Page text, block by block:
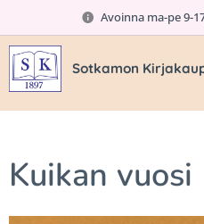
Avoinna ma-pe 9-
Sotkamon
Kuikan vuosi